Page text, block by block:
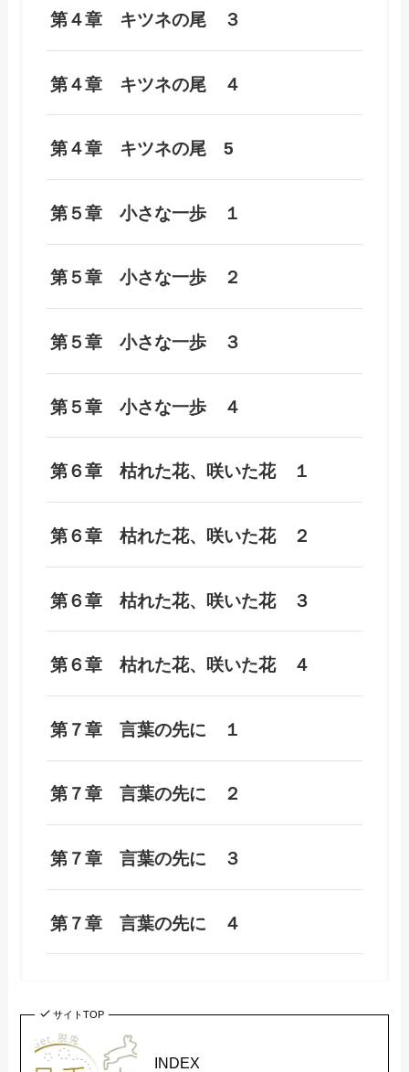
第４章 キツネの尾 ３
第４章 キツネの尾 ４
第４章 キツネの尾 5
第５章 小さな一歩 １
第５章 小さな一歩 ２
第５章 小さな一歩 ３
第５章 小さな一歩 ４
第６章 枯れた花、咲いた花 １
第６章 枯れた花、咲いた花 ２
第６章 枯れた花、咲いた花 ３
第６章 枯れた花、咲いた花 ４
第７章 言葉の先に １
第７章 言葉の先に ２
第７章 言葉の先に ３
第７章 言葉の先に ４
サイトTOP
INDEX